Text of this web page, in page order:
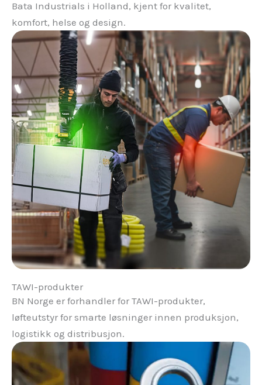
Bata Industrials i Holland, kjent for kvalitet,
komfort, helse og design.
TAWI-produkter
BN Norge er forhandler for TAWI-produkter,
løfteutstyr for smarte løsninger innen produksjon,
logistikk og distribusjon.